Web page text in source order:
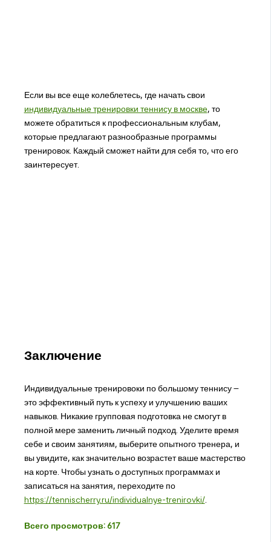
Если вы все еще колеблетесь, где начать свои
индивидуальные тренировки теннису в москве, то
можете обратиться к профессиональным клубам,
которые предлагают разнообразные программы
тренировок. Каждый сможет найти для себя то, что его
заинтересует.
Заключение
Индивидуальные тренировоки по большому теннису –
это эффективный путь к успеху и улучшению ваших
навыков. Никакие групповая подготовка не смогут в
полной мере заменить личный подход. Уделите время
себе и своим занятиям, выберите опытного тренера, и
вы увидите, как значительно возрастет ваше мастерство
на корте. Чтобы узнать о доступных программах и
записаться на занятия, переходите по
https://tennischerry.ru/individualnye-trenirovki/.
Всего просмотров: 617